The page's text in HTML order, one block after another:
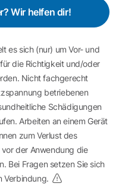
Wir helfen dir!
es sich (nur) um Vor- und
die Richtigkeit und/oder
Nicht fachgerecht
betriebenen
Schädigungen
Arbeiten an einem Gerät
zum Verlust des
der Anwendung die
Bei Fragen setzen Sie sich
Verbindung.